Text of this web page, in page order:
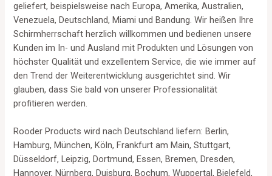
geliefert, beispielsweise nach Europa, Amerika, Australien,
Venezuela, Deutschland, Miami und Bandung. Wir heißen Ihre
Schirmherrschaft herzlich willkommen und bedienen unsere
Kunden im In- und Ausland mit Produkten und Lösungen von
höchster Qualität und exzellentem Service, die wie immer auf
den Trend der Weiterentwicklung ausgerichtet sind. Wir
glauben, dass Sie bald von unserer Professionalität
profitieren werden.
Rooder Products wird nach Deutschland liefern: Berlin,
Hamburg, München, Köln, Frankfurt am Main, Stuttgart,
Düsseldorf, Leipzig, Dortmund, Essen, Bremen, Dresden,
Hannover, Nürnberg, Duisburg, Bochum, Wuppertal, Bielefeld,